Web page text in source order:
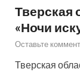
Тверская
«Ночи
Оставьте
Тверская